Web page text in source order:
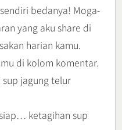
bedanya! Moga-
yang aku share di
harian kamu.
di kolom komentar.
jagung telur
ketagihan sup